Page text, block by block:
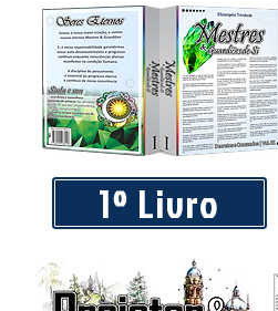
1º Livro